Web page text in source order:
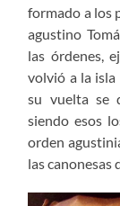
formado a los
agustino
las órdenes,
volvió a la isla
su vuelta se
siendo esos
orden
las canonesas